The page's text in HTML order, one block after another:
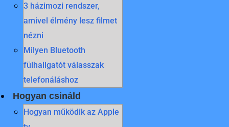
3 házimozi rendszer,
amivel élmény lesz filmet
nézni
Milyen Bluetooth
fülhallgatót válasszak
telefonáláshoz
Hogyan csináld
Hogyan működik az Apple